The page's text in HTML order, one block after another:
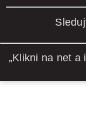
„Klikni na net a